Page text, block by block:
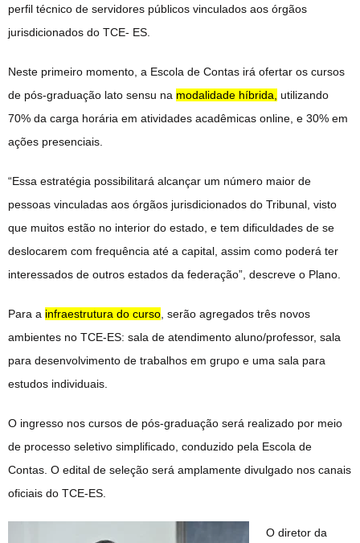
perfil técnico de servidores públicos vinculados aos órgãos
jurisdicionados do TCE- ES.
Neste primeiro momento, a Escola de Contas irá ofertar os cursos
de pós-graduação lato sensu na modalidade híbrida,
utilizando
70% da carga horária em atividades acadêmicas online, e 30% em
ações presenciais.
“Essa estratégia possibilitará alcançar um número maior de
pessoas vinculadas aos órgãos jurisdicionados do Tribunal, visto
que muitos estão no interior do estado, e tem dificuldades de se
deslocarem com frequência até a capital, assim como poderá ter
interessados de outros estados da federação”, descreve o Plano.
Para a infraestrutura do curso , serão agregados três novos
ambientes no TCE-ES: sala de atendimento aluno/professor, sala
para desenvolvimento de trabalhos em grupo e uma sala para
estudos individuais.
O ingresso nos cursos de pós-graduação será realizado por meio
de processo seletivo simplificado, conduzido pela Escola de
Contas. O edital de seleção será amplamente divulgado nos canais
oficiais do TCE-ES.
O diretor da